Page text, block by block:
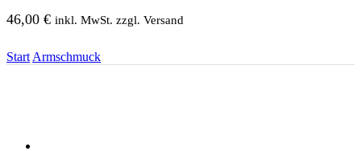
46,00 € inkl. MwSt. zzgl. Versand
Start Armschmuck